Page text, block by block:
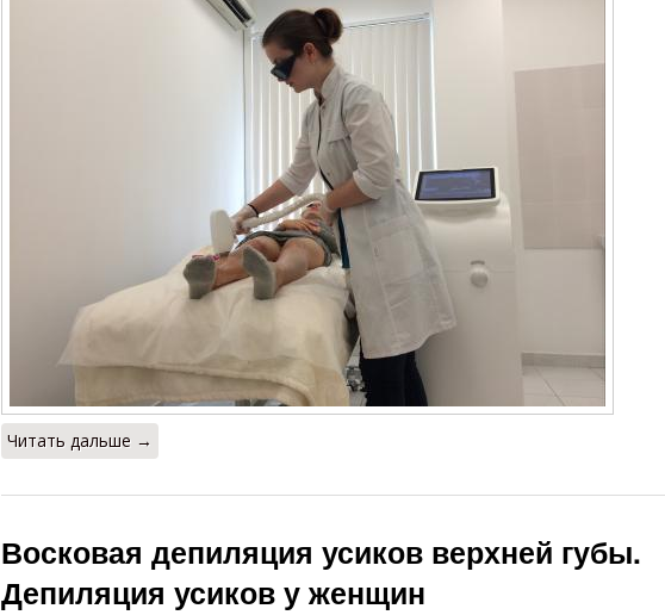
Читать дальше →
Восковая депиляция усиков верхней губы.
Депиляция усиков у женщин